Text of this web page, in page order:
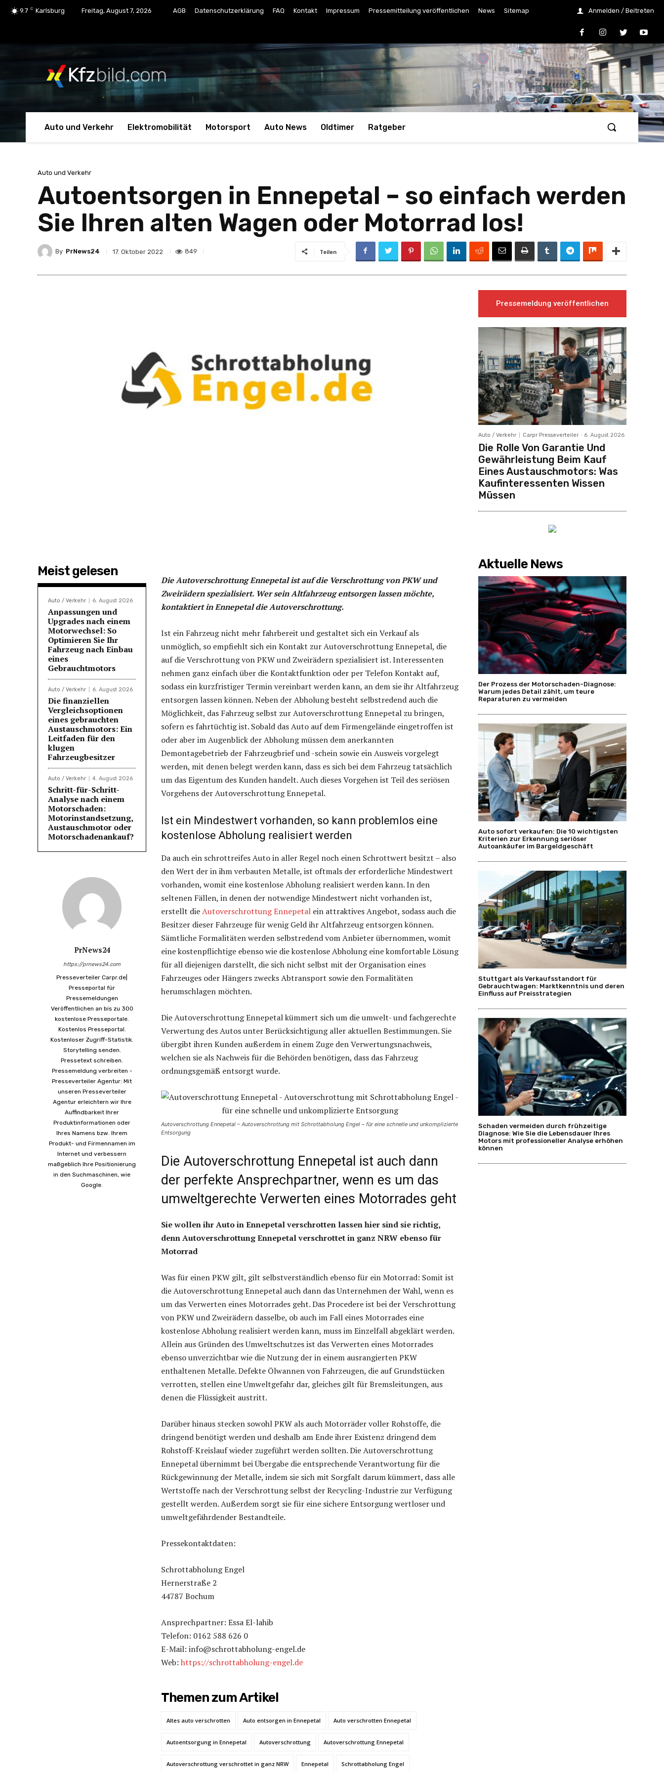
9.7 C Karlsburg Freitag, August 7, 2026 AGB Datenschutzerklärung FAQ Kontakt Impressum Pressemitteilung veröffentlichen News Sitemap Anmelden / Beitreten
Kfzbild.com
Auto und Verkehr Elektromobilität Motorsport Auto News Oldtimer Ratgeber
Auto und Verkehr
Autoentsorgen in Ennepetal – so einfach werden
Sie Ihren alten Wagen oder Motorrad los!
By PrNews24 17. Oktober 2022 849 Teilen
Meist gelesen
Auto / Verkehr 6. August 2026
Anpassungen und
Upgrades nach einem
Motorwechsel: So
Optimieren Sie Ihr
Fahrzeug nach Einbau
eines
Gebrauchtmotors
Auto / Verkehr 6. August 2026
Die finanziellen
Vergleichsoptionen
eines gebrauchten
Austauschmotors: Ein
Leitfaden für den
klugen
Fahrzeugbesitzer
Auto / Verkehr 4. August 2026
Schritt-für-Schritt-
Analyse nach einem
Motorschaden:
Motorinstandsetzung,
Austauschmotor oder
Motorschadenankauf?
PrNews24
https://prnews24.com
Presseverteiler Carpr.de|
Presseportal für
Pressemeldungen
Veröffentlichen an bis zu 300
kostenlose Presseportale.
Kostenlos Presseportal.
Kostenloser Zugriff-Statistik.
Storytelling senden.
Pressetext schreiben.
Pressemeldung verbreiten -
Presseverteiler Agentur: Mit
unseren Presseverteiler
Agentur erleichtern wir Ihre
Auffindbarkeit Ihrer
Produktinformationen oder
Ihres Namens bzw. Ihrem
Produkt- und Firmennamen im
Internet und verbessern
maßgeblich Ihre Positionierung
in den Suchmaschinen, wie
Google.
Die Autoverschrottung Ennepetal ist auf die Verschrottung von PKW und
Zweirädern spezialisiert. Wer sein Altfahrzeug entsorgen lassen möchte,
kontaktiert in Ennepetal die Autoverschrottung.
Ist ein Fahrzeug nicht mehr fahrbereit und gestaltet sich ein Verkauf als
unmöglich, so empfiehlt sich ein Kontakt zur Autoverschrottung Ennepetal, die
auf die Verschrottung von PKW und Zweirädern spezialisiert ist. Interessenten
nehmen ganz einfach über die Kontaktfunktion oder per Telefon Kontakt auf,
sodass ein kurzfristiger Termin vereinbart werden kann, an dem sie ihr Altfahrzeug
entsorgen lassen können. Neben der Abholung besteht selbstredend auch die
Möglichkeit, das Fahrzeug selbst zur Autoverschrottung Ennepetal zu bringen,
sofern es fahrtüchtig ist. Sobald das Auto auf dem Firmengelände eingetroffen ist
oder aber im Augenblick der Abholung müssen dem anerkannten
Demontagebetrieb der Fahrzeugbrief und -schein sowie ein Ausweis vorgelegt
werden, mit denen belegt werden kann, dass es sich bei dem Fahrzeug tatsächlich
um das Eigentum des Kunden handelt. Auch dieses Vorgehen ist Teil des seriösen
Vorgehens der Autoverschrottung Ennepetal.
Ist ein Mindestwert vorhanden, so kann problemlos eine
kostenlose Abholung realisiert werden
Da auch ein schrottreifes Auto in aller Regel noch einen Schrottwert besitzt – also
den Wert der in ihm verbauten Metalle, ist oftmals der erforderliche Mindestwert
vorhanden, womit eine kostenlose Abholung realisiert werden kann. In den
seltenen Fällen, in denen der notwendige Mindestwert nicht vorhanden ist,
erstellt dieAutoverschrottung Ennepetal ein attraktives Angebot, sodass auch die
Besitzer dieser Fahrzeuge für wenig Geld ihr Altfahrzeug entsorgen können.
Sämtliche Formalitäten werden selbstredend vom Anbieter übernommen, womit
eine kostenpflichtige ebenso wie die kostenlose Abholung eine komfortable Lösung
für all diejenigen darstellt, die sich nicht selbst mit der Organisation eines
Fahrzeuges oder Hängers zwecks Abtransport sowie den Formalitäten
herumschlagen möchten.
Die Autoverschrottung Ennepetal kümmert sich um die umwelt- und fachgerechte
Verwertung des Autos unter Berücksichtigung aller aktuellen Bestimmungen. Sie
übergibt ihren Kunden außerdem in einem Zuge den Verwertungsnachweis,
welchen sie als Nachweis für die Behörden benötigen, dass das Fahrzeug
ordnungsgemäß entsorgt wurde.
Autoverschrottung Ennepetal – Autoverschrottung mit Schrottabholung Engel – für eine schnelle und unkomplizierte
Entsorgung
Die Autoverschrottung Ennepetal ist auch dann
der perfekte Ansprechpartner, wenn es um das
umweltgerechte Verwerten eines Motorrades geht
Sie wollen ihr Auto in Ennepetal verschrotten lassen hier sind sie richtig,
denn Autoverschrottung Ennepetal verschrottet in ganz NRW ebenso für
Motorrad
Was für einen PKW gilt, gilt selbstverständlich ebenso für ein Motorrad: Somit ist
die Autoverschrottung Ennepetal auch dann das Unternehmen der Wahl, wenn es
um das Verwerten eines Motorrades geht. Das Procedere ist bei der Verschrottung
von PKW und Zweirädern dasselbe, ob auch im Fall eines Motorrades eine
kostenlose Abholung realisiert werden kann, muss im Einzelfall abgeklärt werden.
Allein aus Gründen des Umweltschutzes ist das Verwerten eines Motorrades
ebenso unverzichtbar wie die Nutzung der in einem ausrangierten PKW
enthaltenen Metalle. Defekte Ölwannen von Fahrzeugen, die auf Grundstücken
verrotten, stellen eine Umweltgefahr dar, gleiches gilt für Bremsleitungen, aus
denen die Flüssigkeit austritt.
Darüber hinaus stecken sowohl PKW als auch Motorräder voller Rohstoffe, die
dringend benötigt werden und deshalb am Ende ihrer Existenz dringend dem
Rohstoff-Kreislauf wieder zugeführt werden sollten. Die Autoverschrottung
Ennepetal übernimmt bei Übergabe die entsprechende Verantwortung für die
Rückgewinnung der Metalle, indem sie sich mit Sorgfalt darum kümmert, dass alle
Wertstoffe nach der Verschrottung selbst der Recycling-Industrie zur Verfügung
gestellt werden. Außerdem sorgt sie für eine sichere Entsorgung wertloser und
umweltgefährdender Bestandteile.
Pressekontaktdaten:
Schrottabholung Engel
Hernerstraße 2
44787 Bochum
Ansprechpartner: Essa El-lahib
Telefon: 0162 588 626 0
E-Mail: info@schrottabholung-engel.de
Web: https://schrottabholung-engel.de
Themen zum Artikel
Altes auto verschrotten Auto entsorgen in Ennepetal Auto verschrotten Ennepetal
Autoentsorgung in Ennepetal Autoverschrottung Autoverschrottung Ennepetal
Autoverschrottung verschrottet in ganz NRW Ennepetal Schrottabholung Engel
Pressemeldung veröffentlichen
Auto / Verkehr Carpr Presseverteiler - 6. August 2026
Die Rolle Von Garantie Und
Gewährleistung Beim Kauf
Eines Austauschmotors: Was
Kaufinteressenten Wissen
Müssen
Aktuelle News
Der Prozess der Motorschaden-Diagnose:
Warum jedes Detail zählt, um teure
Reparaturen zu vermeiden
Auto sofort verkaufen: Die 10 wichtigsten
Kriterien zur Erkennung seriöser
Autoankäufer im Bargeldgeschäft
Stuttgart als Verkaufsstandort für
Gebrauchtwagen: Marktkenntnis und deren
Einfluss auf Preisstrategien
Schaden vermeiden durch frühzeitige
Diagnose: Wie Sie die Lebensdauer Ihres
Motors mit professioneller Analyse erhöhen
können